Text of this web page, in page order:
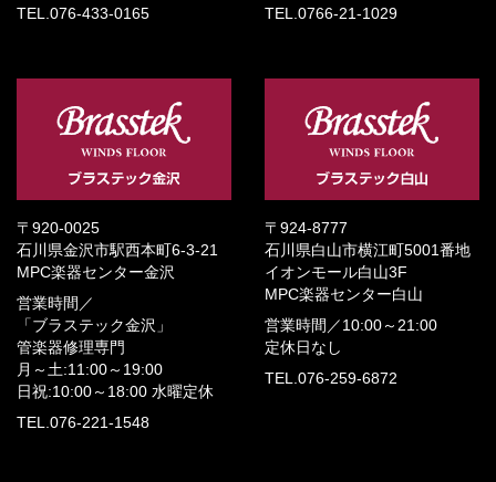
TEL.076-433-0165
TEL.0766-21-1029
〒920-0025
石川県金沢市駅西本町6-3-21
MPC楽器センター金沢
営業時間／
「ブラステック金沢」
管楽器修理専門
月～土:11:00～19:00
日祝:10:00～18:00 水曜定休
TEL.076-221-1548
〒924-8777
石川県白山市横江町5001番地
イオンモール白山3F
MPC楽器センター白山
営業時間／ 10:00～21:00
定休日なし
TEL.076-259-6872